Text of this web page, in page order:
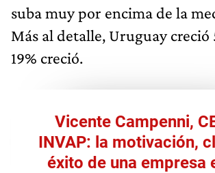
suba muy por encima de la
Más al detalle, Uruguay creció
19% creció.
Vicente Campenni,
INVAP: la motivación,
éxito de una empresa